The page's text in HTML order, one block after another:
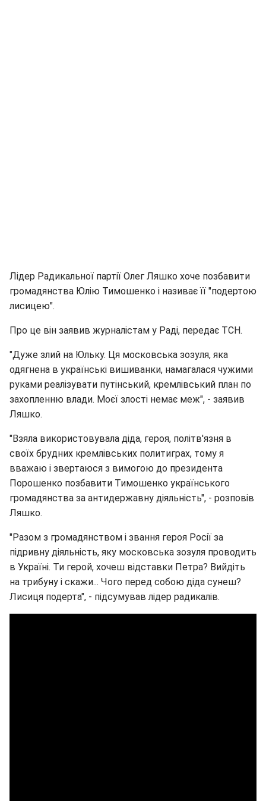
Лідер Радикальної партії Олег Ляшко хоче позбавити
громадянства Юлію Тимошенко і називає її "подертою
лисицею".
Про це він заявив журналістам у Раді, передає ТСН.
"Дуже злий на Юльку. Ця московська зозуля, яка
одягнена в українські вишиванки, намагалася чужими
руками реалізувати путінський, кремлівський план по
захопленню влади. Моєї злості немає меж", - заявив
Ляшко.
"Взяла використовувала діда, героя, політв'язня в
своїх брудних кремлівських политиграх, тому я
вважаю і звертаюся з вимогою до президента
Порошенко позбавити Тимошенко українського
громадянства за антидержавну діяльність", - розповів
Ляшко.
"Разом з громадянством і звання героя Росії за
підривну діяльність, яку московська зозуля проводить
в Україні. Ти герой, хочеш відставки Петра? Вийдіть
на трибуну і скажи... Чого перед собою діда сунеш?
Лисиця подерта", - підсумував лідер радикалів.